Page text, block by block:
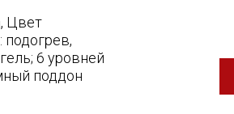
Цвет
6 уровней
поддон